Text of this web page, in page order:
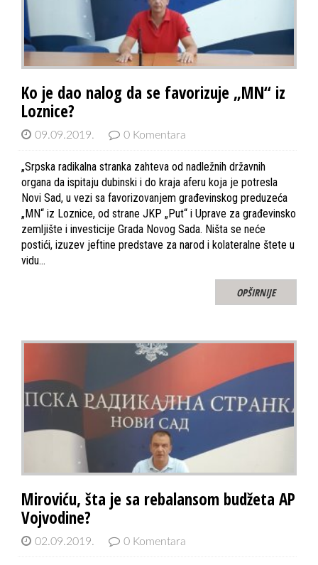
Ko je dao nalog da se favorizuje „MN“ iz
Loznice?
09.09.2019. 0 Komentara
„Srpska radikalna stranka zahteva od nadležnih državnih
organa da ispitaju dubinski i do kraja aferu koja je potresla
Novi Sad, u vezi sa favorizovanjem građevinskog preduzeća
„MN“ iz Loznice, od strane JKP „Put“ i Uprave za građevinsko
zemljište i investicije Grada Novog Sada. Ništa se neće
postići, izuzev jeftine predstave za narod i kolateralne štete u
vidu…
OPŠIRNIJE
Miroviću, šta je sa rebalansom budžeta AP
Vojvodine?
02.09.2019. 0 Komentara